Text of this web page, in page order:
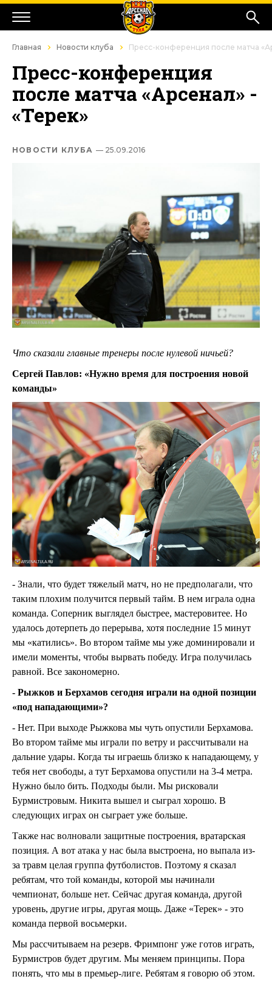
Главная Новости клуба Пресс-конференция после матча
Пресс-конференция
после матча «Арсенал» -
«Терек»
НОВОСТИ КЛУБА — 25.09.2016
Что сказали главные тренеры после нулевой ничьей?
Сергей Павлов: «Нужно время для построения новой
команды»
- Знали, что будет тяжелый матч, но не предполагали, что
таким плохим получится первый тайм. В нем играла одна
команда. Соперник выглядел быстрее, мастеровитее. Но
удалось дотерпеть до перерыва, хотя последние 15 минут
мы «катились». Во втором тайме мы уже доминировали и
имели моменты, чтобы вырвать победу. Игра получилась
равной. Все закономерно.
- Рыжков и Берхамов сегодня играли на одной позиции
«под нападающими»?
- Нет. При выходе Рыжкова мы чуть опустили Берхамова.
Во втором тайме мы играли по ветру и рассчитывали на
дальние удары. Когда ты играешь близко к нападающему, у
тебя нет свободы, а тут Берхамова опустили на 3-4 метра.
Нужно было бить. Подходы были. Мы рисковали
Бурмистровым. Никита вышел и сыграл хорошо. В
следующих играх он сыграет уже больше.
Также нас волновали защитные построения, вратарская
позиция. А вот атака у нас была выстроена, но выпала из-
за травм целая группа футболистов. Поэтому я сказал
ребятам, что той команды, которой мы начинали
чемпионат, больше нет. Сейчас другая команда, другой
уровень, другие игры, другая мощь. Даже «Терек» - это
команда первой восьмерки.
Мы рассчитываем на резерв. Фримпонг уже готов играть,
Бурмистров будет другим. Мы меняем принципы. Пора
понять, что мы в премьер-лиге. Ребятам я говорю об этом.